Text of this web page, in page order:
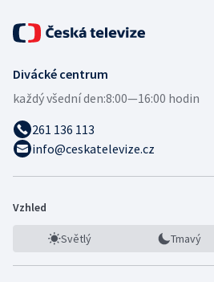
Divácké centrum
každý všední den:8:00—16:00 hodin
261 136 113
info@ceskatelevize.cz
Vzhled
Světlý Tmavý